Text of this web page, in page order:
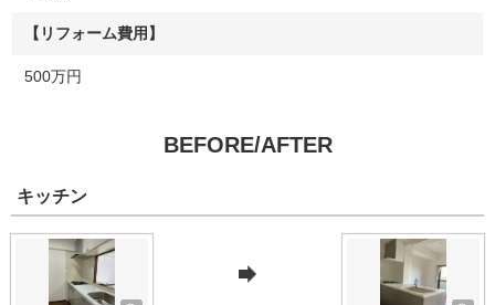
【リフォーム費用】
500万円
BEFORE/AFTER
キッチン